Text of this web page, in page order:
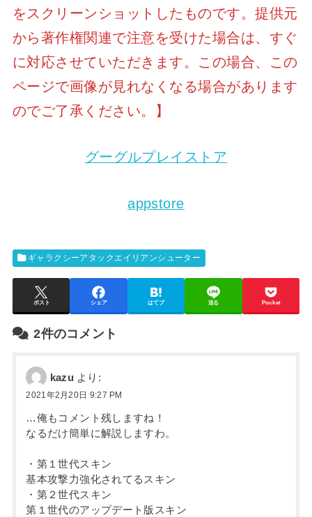
をスクリーンショットしたものです。提供元
から著作権関連で注意を受けた場合は、すぐ
に対応させていただきます。この場合、この
ページで画像が見れなくなる場合があります
のでご了承ください。】
グーグルプレイストア
appstore
ギャラクシーアタックエイリアンシューター
ポスト シェア はてブ 送る Pocket
2件のコメント
kazu より:
2021年2月20日 9:27 PM
…俺もコメント残しますね！
なるだけ簡単に解説しますわ。
・第１世代スキン
基本攻撃力強化されてるスキン
・第２世代スキン
第１世代のアップデート版スキン